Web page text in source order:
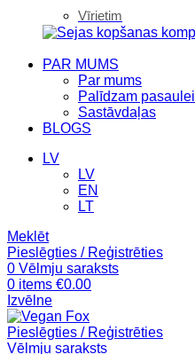
Vīrietim
PAR MUMS
Par mums
Palīdzam pasaulei
Sastāvdaļas
BLOGS
LV
LV
EN
LT
Meklēt
Pieslēgties / Reģistrēties
0 Vēlmju saraksts
0 items €0.00
Izvēlne
Pieslēgties / Reģistrēties
Vēlmju saraksts